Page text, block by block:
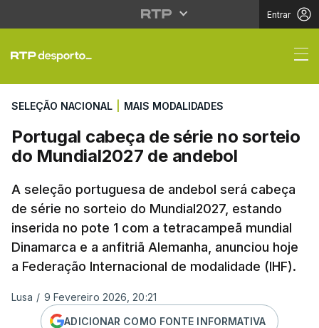
Entrar
Portugal cabeça de
SELEÇÃO NACIONAL MAIS MODALIDADES
Portugal cabeça de série no sorteio
do Mundial2027 de andebol
A seleção portuguesa de andebol será cabeça
de série no sorteio do Mundial2027, estando
inserida no pote 1 com a tetracampeã mundial
Dinamarca e a anfitriã Alemanha, anunciou hoje
a Federação Internacional de modalidade (IHF).
Lusa / 9 Fevereiro 2026, 20:21
ADICIONAR COMO FONTE INFORMATIVA